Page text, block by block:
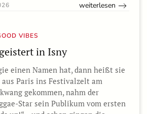
weiterlesen
VIBES
in Isny
einen Namen hat, dann heißt sie
Paris ins Festivalzelt am
gekommen, nahm der
Star sein Publikum vom ersten